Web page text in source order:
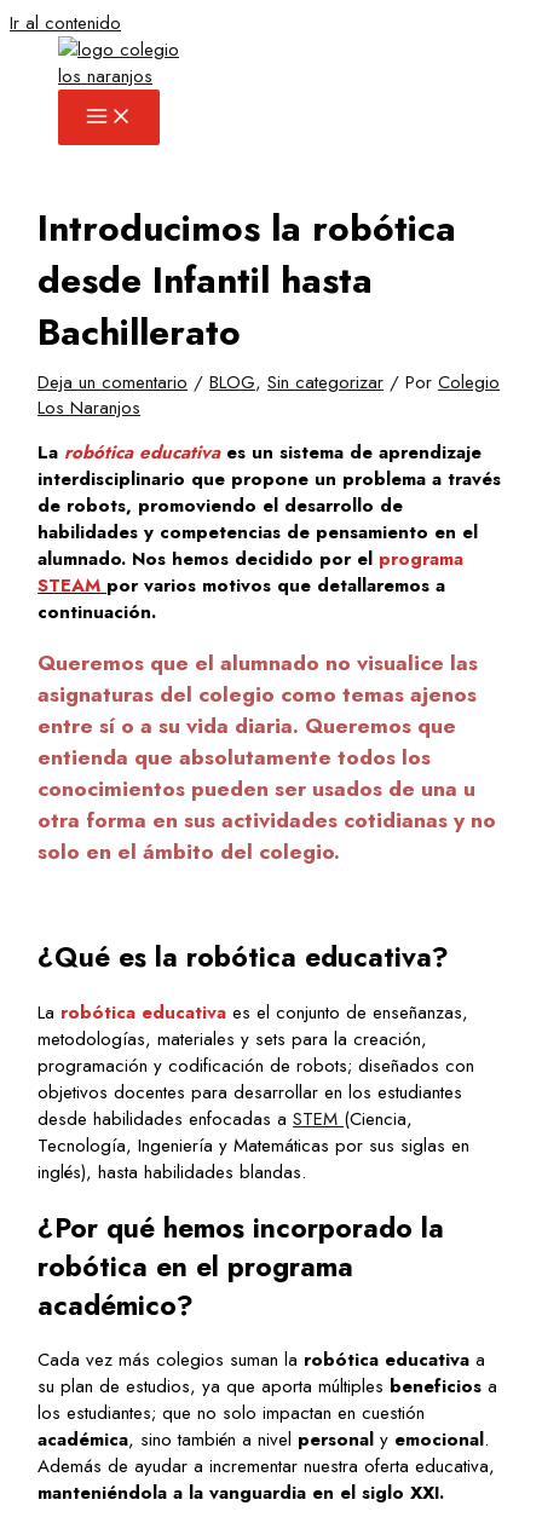
Ir al contenido
Introducimos la robótica
desde Infantil hasta
Bachillerato
Deja un comentario /BLOG,Sin categorizar / PorColegio
Los Naranjos
La robótica educativa es un sistema de aprendizaje
interdisciplinario que propone un problema a través
de robots, promoviendo el desarrollo de
habilidades y competencias de pensamiento en el
alumnado. Nos hemos decidido por el programa
STEAM por varios motivos que detallaremos a
continuación.
Queremos que el alumnado no visualice las
asignaturas del colegio como temas ajenos
entre sí o a su vida diaria. Queremos que
entienda que absolutamente todos los
conocimientos pueden ser usados de una u
otra forma en sus actividades cotidianas y no
solo en el ámbito del colegio.
¿Qué es la robótica educativa?
La robótica educativaes el conjunto de enseñanzas,
metodologías, materiales y sets para la creación,
programación y codificación de robots; diseñados con
objetivos docentes para desarrollar en los estudiantes
desde habilidades enfocadas aSTEM (Ciencia,
Tecnología, Ingeniería y Matemáticas por sus siglas en
inglés), hasta habilidades blandas.
¿Por qué hemos incorporado la
robótica en el programa
académico?
Cada vez más colegios suman la robótica educativa a
su plan de estudios, ya que aporta múltiples beneficios a
los estudiantes; que no solo impactan en cuestión
académica, sino también a nivel personaly emocional.
Además de ayudar a incrementar nuestra oferta educativa,
manteniéndola a la vanguardia en el siglo XXI.